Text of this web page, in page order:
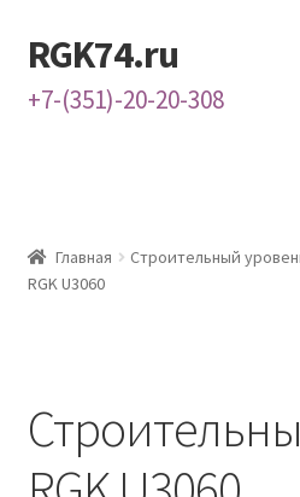
Перейти
к
навигации
Перейти
к
содержимому
RGK74.ru
+7-(351)-20-20-308
Контакты
Главная Строительный
RGK U3060